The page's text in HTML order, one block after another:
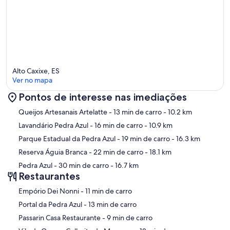
Mapa
Alto Caxixe, ES
Ver no mapa
Pontos de interesse nas imediações
Queijos Artesanais Artelatte- 13 min de carro- 10.2 km
Lavandário Pedra Azul- 16 min de carro- 10.9 km
Parque Estadual da Pedra Azul- 19 min de carro- 16.3 km
Reserva Águia Branca- 22 min de carro- 18.1 km
Pedra Azul- 30 min de carro- 16.7 km
Restaurantes
‪Empório Dei Nonni - ‬11 min de carro
‪Portal da Pedra Azul - ‬13 min de carro
‪Passarin Casa Restaurante - ‬9 min de carro